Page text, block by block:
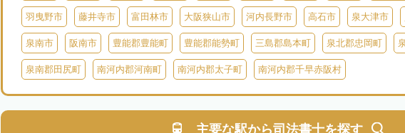
羽曳野市 藤井寺市 富田林市 大阪狭山市 河内長野市 高石市 泉大津市
泉南市 阪南市 豊能郡豊能町 豊能郡能勢町 三島郡島本町 泉北郡忠岡町
泉南郡田尻町 南河内郡河南町 南河内郡太子町 南河内郡千早赤阪村
主要な駅から司法書士を探す